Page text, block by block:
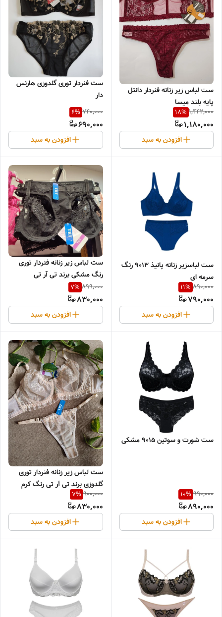
ست لباس زیر زنانه فنردار دانتل
پایه بلند میسا
1,442,000
18%
1,180,000
افزودن به سبد
ست فنردار توری گلدوزی هارنس
دار
740,000
6%
690,000
افزودن به سبد
ست لباسزیر زنانه پانیذ 9013 رنگ
سرمه ای
890,000
11%
790,000
افزودن به سبد
ست لباس زیر زنانه فنردار توری
رنگ مشکی برند تی آر تی
899,000
7%
830,000
افزودن به سبد
ست شورت و سوتین 9015 مشکی
990,000
10%
890,000
افزودن به سبد
ست لباس زیر زنانه فنردار توری
گلدوزی برند تی آر تی رنگ کرم
900,000
7%
830,000
افزودن به سبد